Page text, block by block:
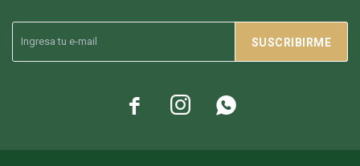
SUSCRIBIRME
  